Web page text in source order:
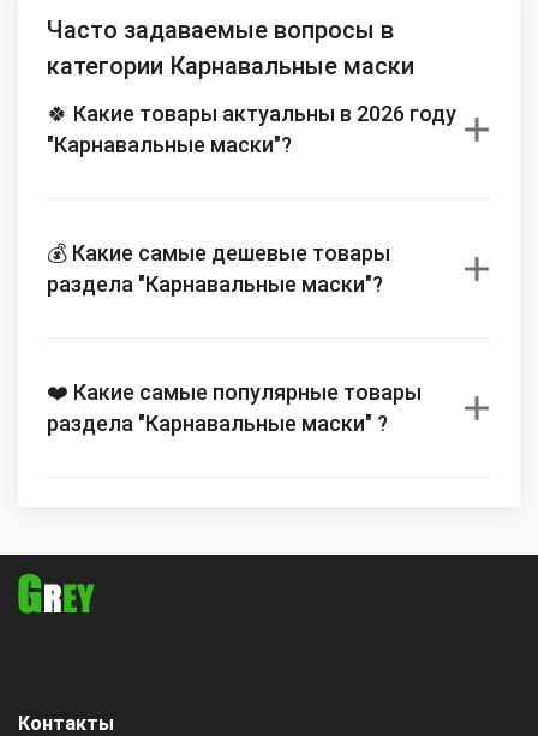
Часто задаваемые вопросы в
категории Карнавальные маски
🍀 Какие товары актуальны в 2026 году
"Карнавальные маски"?
💰 Какие самые дешевые товары
раздела "Карнавальные маски"?
❤️ Какие самые популярные товары
раздела "Карнавальные маски" ?
Контакты